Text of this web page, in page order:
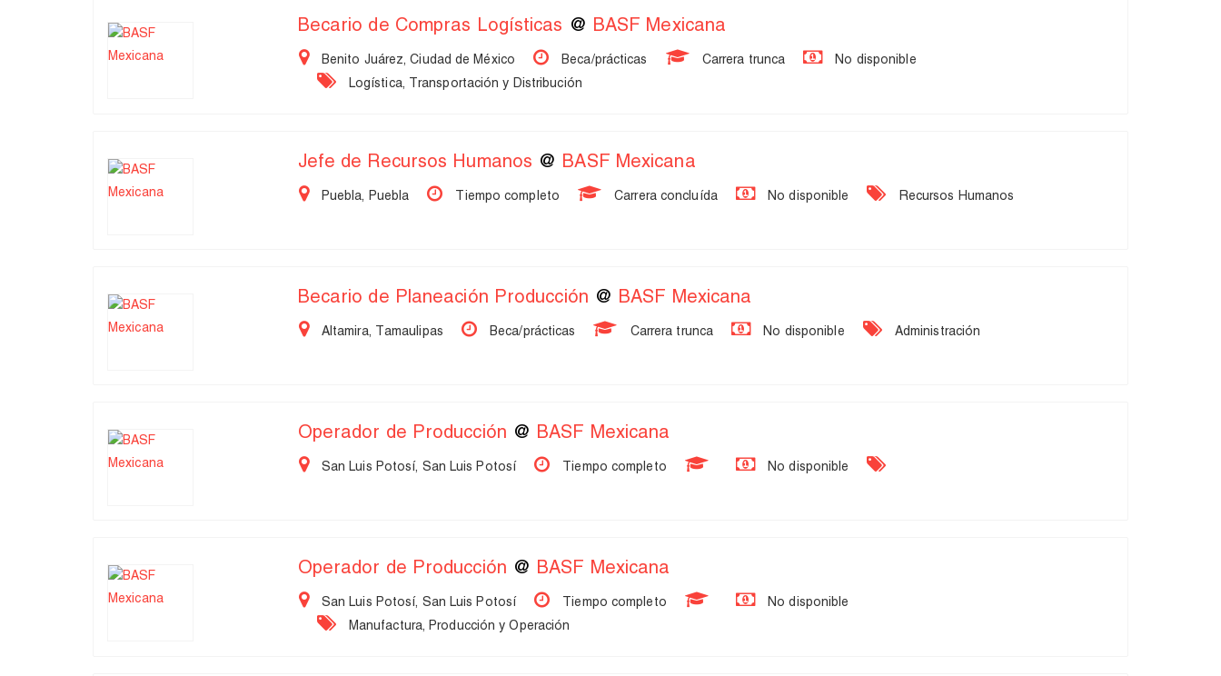
Becario de Compras Logísticas @ BASF Mexicana
Benito Juárez, Ciudad de México Beca/prácticas Carrera trunca
No disponible
Logística, Transportación y Distribución
Jefe de Recursos Humanos @ BASF Mexicana
Puebla, Puebla Tiempo completo Carrera concluída No disponible Recursos Humanos
Becario de Planeación Producción @ BASF Mexicana
Altamira, Tamaulipas Beca/prácticas Carrera trunca No disponible Administración
Operador de Producción @ BASF Mexicana
San Luis Potosí, San Luis Potosí Tiempo completo No disponible
Operador de Producción @ BASF Mexicana
San Luis Potosí, San Luis Potosí Tiempo completo
No disponible
Manufactura, Producción y Operación